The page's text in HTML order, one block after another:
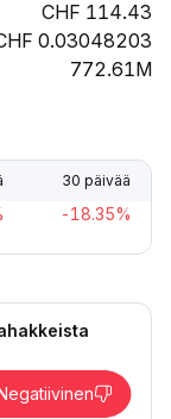
114.43
0.03048203
772.61M
30 päivää
-18.35%